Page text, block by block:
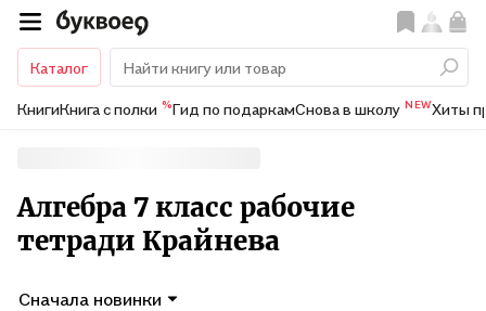
Каталог
КнигиКнига с полки %Гид по подаркамСнова в школу NEWХиты
Алгебра 7 класс рабочие
тетради Крайнева
Сначала новинки